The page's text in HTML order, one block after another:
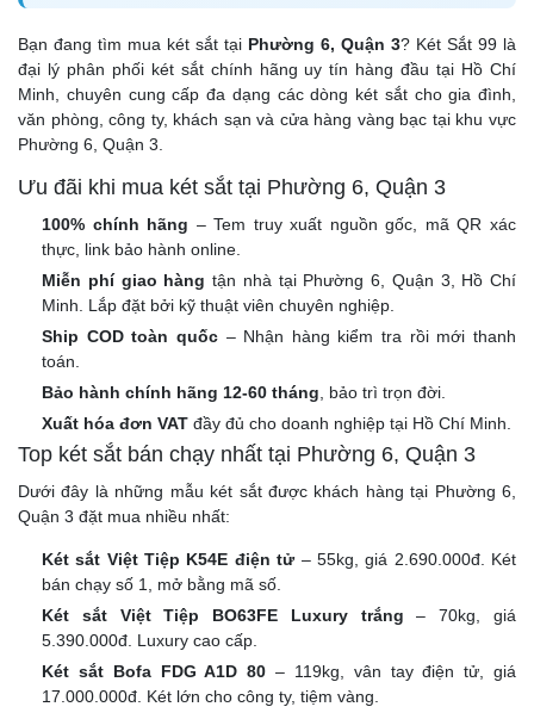
Bạn đang tìm mua két sắt tại Phường 6, Quận 3? Két Sắt 99 là
đại lý phân phối két sắt chính hãng uy tín hàng đầu tại Hồ Chí
Minh, chuyên cung cấp đa dạng các dòng két sắt cho gia đình,
văn phòng, công ty, khách sạn và cửa hàng vàng bạc tại khu vực
Phường 6, Quận 3.
Ưu đãi khi mua két sắt tại Phường 6, Quận 3
100% chính hãng – Tem truy xuất nguồn gốc, mã QR xác
thực, link bảo hành online.
Miễn phí giao hàng tận nhà tại Phường 6, Quận 3, Hồ Chí
Minh. Lắp đặt bởi kỹ thuật viên chuyên nghiệp.
Ship COD toàn quốc– Nhận hàng kiểm tra rồi mới thanh
toán.
Bảo hành chính hãng 12-60 tháng , bảo trì trọn đời.
Xuất hóa đơn VAT đầy đủ cho doanh nghiệp tại Hồ Chí Minh.
Top két sắt bán chạy nhất tại Phường 6, Quận 3
Dưới đây là những mẫu két sắt được khách hàng tại Phường 6,
Quận 3 đặt mua nhiều nhất:
Két sắt Việt Tiệp K54E điện tử– 55kg, giá 2.690.000đ. Két
bán chạy số 1, mở bằng mã số.
Két sắt Việt Tiệp BO63FE Luxury trắng – 70kg, giá
5.390.000đ. Luxury cao cấp.
Két sắt Bofa FDG A1D 80 – 119kg, vân tay điện tử, giá
17.000.000đ. Két lớn cho công ty, tiệm vàng.